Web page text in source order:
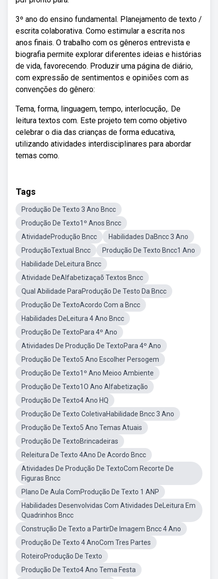
3º ano do ensino fundamental. Planejamento de texto /
escrita colaborativa. Como estimular a escrita nos
anos finais. O trabalho com os gêneros entrevista e
biografia permite explorar diferentes ideias e histórias
de vida, favorecendo. Produzir uma página de diário,
com expressão de sentimentos e opiniões com as
convenções do gênero:
Tema, forma, linguagem, tempo, interlocução,. De
leitura textos com. Este projeto tem como objetivo
celebrar o dia das crianças de forma educativa,
utilizando atividades interdisciplinares para abordar
temas como.
Tags
Produção De Texto 3 Ano Bncc
Produção De Texto1º Anos Bncc
AtividadeProdução Bncc
Habilidades DaBncc 3 Ano
ProduçãoTextual Bncc
Produção De Texto Bncc1 Ano
Habilidade DeLeitura Bncc
Atividade DeAlfabetizaçaõ Textos Bncc
Qual Abilidade ParaProdução De Testo Da Bncc
Produção De TextoAcordo Com a Bncc
Habilidades DeLeitura 4 Ano Bncc
Produção De TextoPara 4º Ano
Atividades De Produção De TextoPara 4º Ano
Produção De Texto5 Ano Escolher Persogem
Produção De Texto1º Ano Meioo Ambiente
Produção De Texto1O Ano Alfabetização
Produção De Texto4 Ano HQ
Produção De Texto ColetivaHabilidade Bncc 3 Ano
Produção De Texto5 Ano Temas Atuais
Produção De TextoBrincadeiras
Releitura De Texto 4Ano De Acordo Bncc
Atividades De Produção De TextoCom Recorte De
Figuras Bncc
Plano De Aula ComProdução De Texto 1 ANP
Habilidades Desenvolvidas Com Atividades DeLeitura Em
Quadrinhos Bncc
Construção De Texto a PartirDe Imagem Bncc 4 Ano
Produção De Texto 4 AnoCom Tres Partes
RoteiroProdução De Texto
Produção De Texto4 Ano Tema Festa